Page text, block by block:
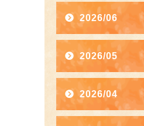
2026/06
2026/05
2026/04